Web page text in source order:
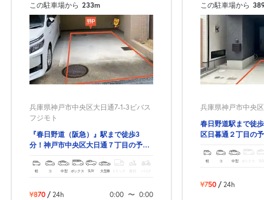
この駐車場から 233m
兵庫県神戸市中央区大日通7-1-3ビバス
フジモト
『春日野道（阪急）』駅まで徒歩3
分！神戸市中央区大日通７丁目の予約
軽 コ 中型 ボックス SUV 大型車 トラック バイク
¥870 / 24h 0:00 〜 0:00
この駐車場から
兵庫県神戸市中央
春日野道駅まで徒
区日暮通２丁目の
軽 コ 中型 ボックス
¥750 / 24h